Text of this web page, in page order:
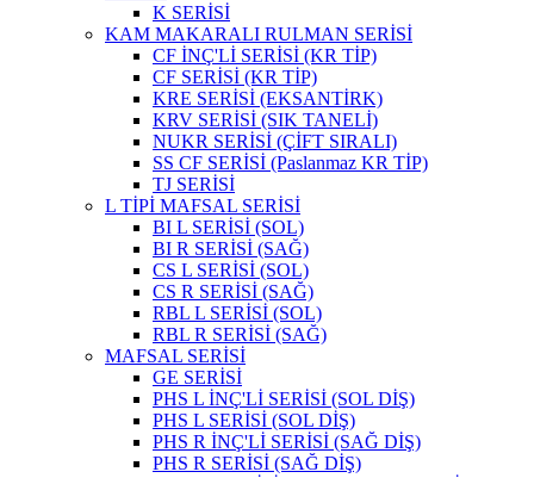
K SERİSİ
KAM MAKARALI RULMAN SERİSİ
CF İNÇ'Lİ SERİSİ (KR TİP)
CF SERİSİ (KR TİP)
KRE SERİSİ (EKSANTİRK)
KRV SERİSİ (SIK TANELİ)
NUKR SERİSİ (ÇİFT SIRALI)
SS CF SERİSİ (Paslanmaz KR TİP)
TJ SERİSİ
L TİPİ MAFSAL SERİSİ
BI L SERİSİ (SOL)
BI R SERİSİ (SAĞ)
CS L SERİSİ (SOL)
CS R SERİSİ (SAĞ)
RBL L SERİSİ (SOL)
RBL R SERİSİ (SAĞ)
MAFSAL SERİSİ
GE SERİSİ
PHS L İNÇ'Lİ SERİSİ (SOL DİŞ)
PHS L SERİSİ (SOL DİŞ)
PHS R İNÇ'Lİ SERİSİ (SAĞ DİŞ)
PHS R SERİSİ (SAĞ DİŞ)